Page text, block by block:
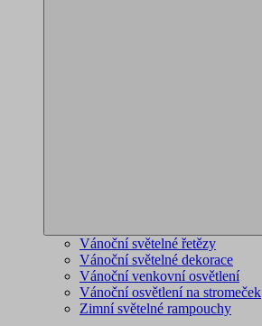
Vánoční světelné řetězy
Vánoční světelné dekorace
Vánoční venkovní osvětlení
Vánoční osvětlení na stromeček
Zimní světelné rampouchy